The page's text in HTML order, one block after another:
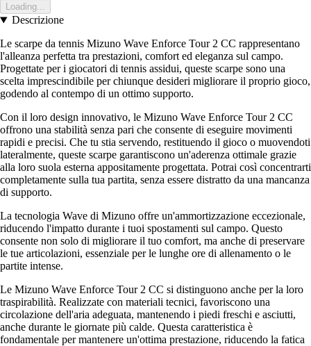
Loading...
Descrizione
Le scarpe da tennis Mizuno Wave Enforce Tour 2 CC rappresentano
l'alleanza perfetta tra prestazioni, comfort ed eleganza sul campo.
Progettate per i giocatori di tennis assidui, queste scarpe sono una
scelta imprescindibile per chiunque desideri migliorare il proprio gioco,
godendo al contempo di un ottimo supporto.
Con il loro design innovativo, le Mizuno Wave Enforce Tour 2 CC
offrono una stabilità senza pari che consente di eseguire movimenti
rapidi e precisi. Che tu stia servendo, restituendo il gioco o muovendoti
lateralmente, queste scarpe garantiscono un'aderenza ottimale grazie
alla loro suola esterna appositamente progettata. Potrai così concentrarti
completamente sulla tua partita, senza essere distratto da una mancanza
di supporto.
La tecnologia Wave di Mizuno offre un'ammortizzazione eccezionale,
riducendo l'impatto durante i tuoi spostamenti sul campo. Questo
consente non solo di migliorare il tuo comfort, ma anche di preservare
le tue articolazioni, essenziale per le lunghe ore di allenamento o le
partite intense.
Le Mizuno Wave Enforce Tour 2 CC si distinguono anche per la loro
traspirabilità. Realizzate con materiali tecnici, favoriscono una
circolazione dell'aria adeguata, mantenendo i piedi freschi e asciutti,
anche durante le giornate più calde. Questa caratteristica è
fondamentale per mantenere un'ottima prestazione, riducendo la fatica